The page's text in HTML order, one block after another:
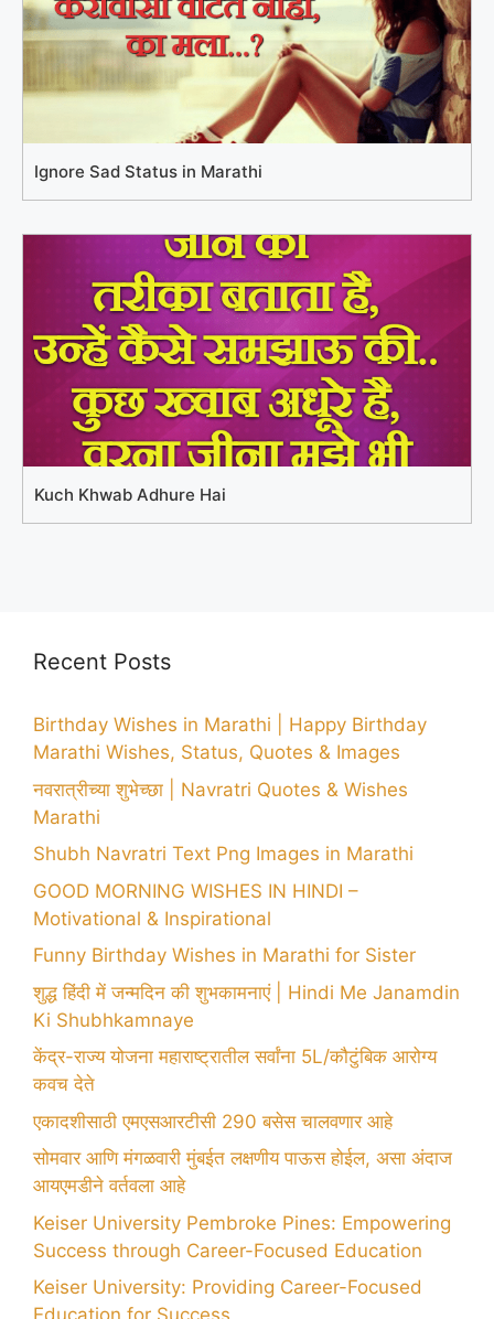
Ignore Sad Status in Marathi
Kuch Khwab Adhure Hai
Recent Posts
Birthday Wishes in Marathi | Happy Birthday
Marathi Wishes, Status, Quotes & Images
नवरात्रीच्या शुभेच्छा | Navratri Quotes & Wishes
Marathi
Shubh Navratri Text Png Images in Marathi
GOOD MORNING WISHES IN HINDI –
Motivational & Inspirational
Funny Birthday Wishes in Marathi for Sister
शुद्ध हिंदी में जन्मदिन की शुभकामनाएं | Hindi Me Janamdin
Ki Shubhkamnaye
केंद्र-राज्य योजना महाराष्ट्रातील सर्वांना 5L/कौटुंबिक आरोग्य
कवच देते
एकादशीसाठी एमएसआरटीसी 290 बसेस चालवणार आहे
सोमवार आणि मंगळवारी मुंबईत लक्षणीय पाऊस होईल, असा अंदाज
आयएमडीने वर्तवला आहे
Keiser University Pembroke Pines: Empowering
Success through Career-Focused Education
Keiser University: Providing Career-Focused
Education for Success